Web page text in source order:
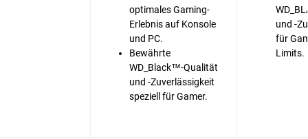
optimales Gaming-
Erlebnis auf Konsole
und PC.
Bewährte
WD_Black™-Qualität
und -Zuverlässigkeit
speziell für Gamer.
und -
für
Limits.